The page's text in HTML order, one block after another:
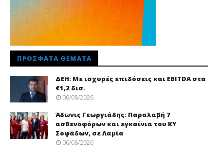
ΠΡΌΣΦΑΤΑ ΘΈΜΑΤΑ
ΔΕΗ: Με ισχυρές επιδόσεις και EBITDA στα
€1,2 δισ.
06/08/2026
Άδωνις Γεωργιάδης: Παραλαβή 7
ασθενοφόρων και εγκαίνια του ΚΥ
Σοφάδων, σε Λαμία
06/08/2026